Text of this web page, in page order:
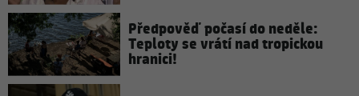
Předpověď počasí do neděle:
Teploty se vrátí nad tropickou
hranici!